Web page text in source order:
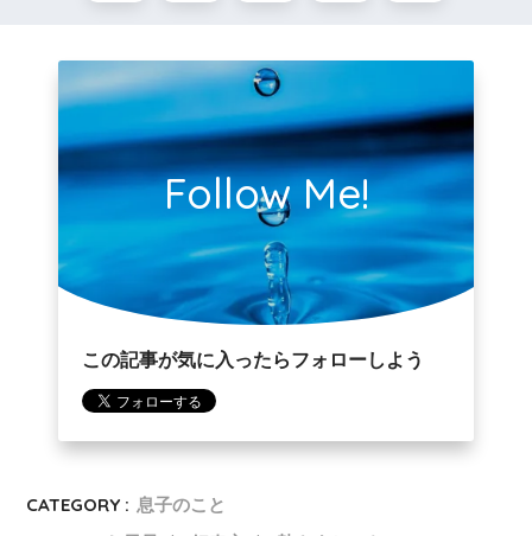
Follow Me!
この記事が気に入ったらフォローしよう
CATEGORY : 息子のこと